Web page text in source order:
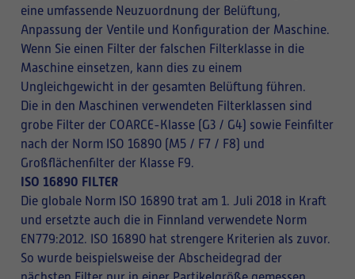
eine umfassende Neuzuordnung der Belüftung,
Anpassung der Ventile und Konfiguration der Maschine.
Wenn Sie einen Filter der falschen Filterklasse in die
Maschine einsetzen, kann dies zu einem
Ungleichgewicht in der gesamten Belüftung führen.
Die in den Maschinen verwendeten Filterklassen sind
grobe Filter der COARCE-Klasse (G3 / G4) sowie Feinfilter
nach der Norm ISO 16890 (M5 / F7 / F8) und
Großflächenfilter der Klasse F9.
ISO 16890 FILTER
Die globale Norm ISO 16890 trat am 1. Juli 2018 in Kraft
und ersetzte auch die in Finnland verwendete Norm
EN779:2012. ISO 16890 hat strengere Kriterien als zuvor.
So wurde beispielsweise der Abscheidegrad der